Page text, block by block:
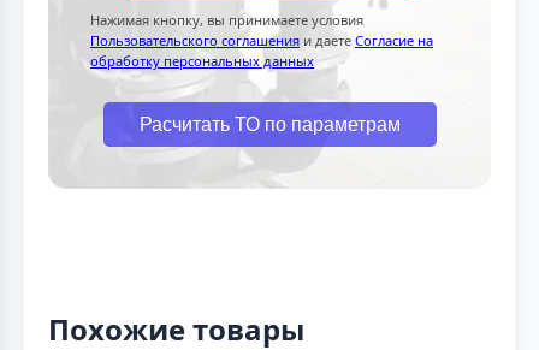
Нажимая кнопку, вы принимаете условия
Пользовательского соглашения и даете Согласие на
обработку персональных данных
Расчитать ТО по параметрам
Похожие товары